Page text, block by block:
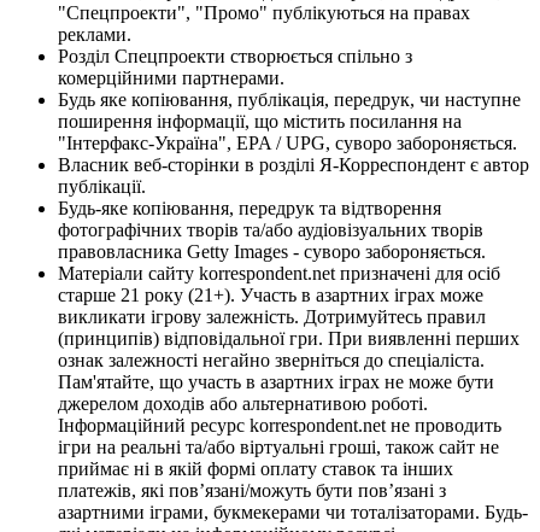
"Спецпроекти", "Промо" публікуються на правах
реклами.
Розділ Спецпроекти створюється спільно з
комерційними партнерами.
Будь яке копіювання, публікація, передрук, чи наступне
поширення інформації, що містить посилання на
"Інтерфакс-Україна", EPA / UPG, суворо забороняється.
Власник веб-сторінки в розділі Я-Корреспондент є автор
публікації.
Будь-яке копіювання, передрук та відтворення
фотографічних творів та/або аудіовізуальних творів
правовласника Getty Images - суворо забороняється.
Матеріали сайту korrespondent.net призначені для осіб
старше 21 року (21+). Участь в азартних іграх може
викликати ігрову залежність. Дотримуйтесь правил
(принципів) відповідальної гри. При виявленні перших
ознак залежності негайно зверніться до спеціаліста.
Пам'ятайте, що участь в азартних іграх не може бути
джерелом доходів або альтернативою роботі.
Інформаційний ресурс korrespondent.net не проводить
ігри на реальні та/або віртуальні гроші, також сайт не
приймає ні в якій формі оплату ставок та інших
платежів, які пов’язані/можуть бути пов’язані з
азартними іграми, букмекерами чи тоталізаторами. Будь-